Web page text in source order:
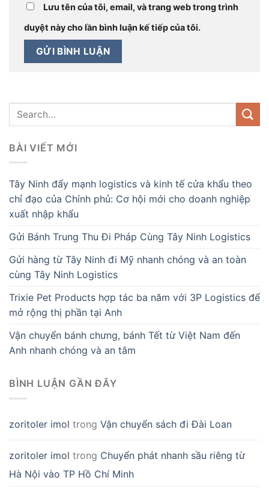
Lưu tên của tôi, email, và trang web trong trình
duyệt này cho lần bình luận kế tiếp của tôi.
BÀI VIẾT MỚI
Tây Ninh đẩy mạnh logistics và kinh tế cửa khẩu theo
chỉ đạo của Chính phủ: Cơ hội mới cho doanh nghiệp
xuất nhập khẩu
Gửi Bánh Trung Thu Đi Pháp Cùng Tây Ninh Logistics
Gửi hàng từ Tây Ninh đi Mỹ nhanh chóng và an toàn
cùng Tây Ninh Logistics
Trixie Pet Products hợp tác ba năm với 3P Logistics để
mở rộng thị phần tại Anh
Vận chuyển bánh chưng, bánh Tết từ Việt Nam đến
Anh nhanh chóng và an tâm
BÌNH LUẬN GẦN ĐÂY
zoritoler imol trong Vận chuyển sách đi Đài Loan
zoritoler imol trong Chuyển phát nhanh sầu riêng từ
Hà Nội vào TP Hồ Chí Minh